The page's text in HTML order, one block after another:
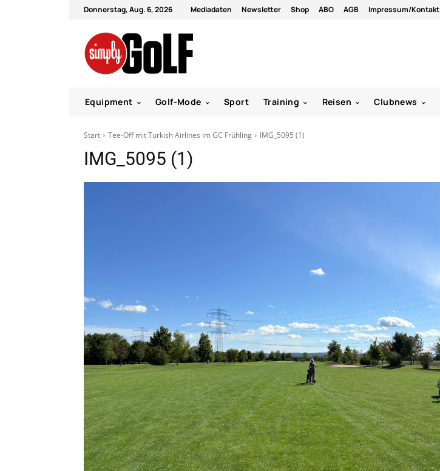
Donnerstag, Aug. 6, 2026 Mediadaten Newsletter Shop ABO AGB Impressum/Kontakt
Equipment Golf-Mode Sport Training Reisen Clubnews
Start Tee-Off mit Turkish Airlines im GC Frühling IMG_5095 (1)
IMG_5095 (1)